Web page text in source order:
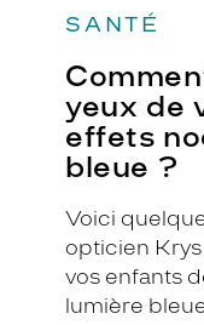
SANTÉ
yeux de
effets
bleue ?
Voici
opticien
vos enfants
lumière